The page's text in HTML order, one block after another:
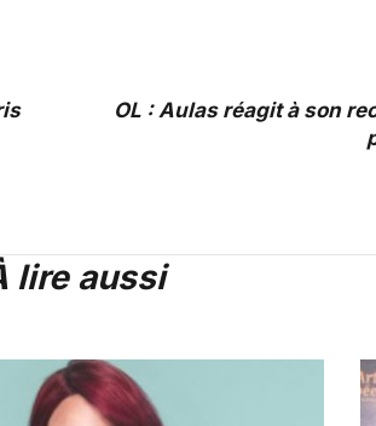
OL : Aulas réagit à son
lire aussi